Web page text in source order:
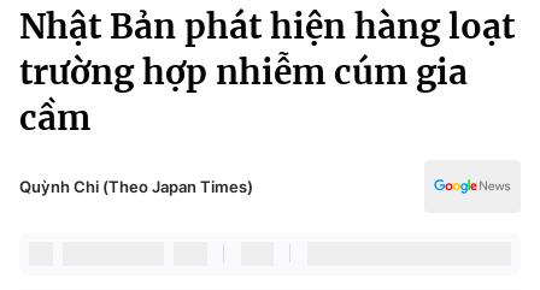
Chuyên mục
Chính trị
Xã hội
Pháp luật
Kinh tế
Thể thao
Truyền hình
Văn hóa - Giải trí
Công nghệ
Nhật Bản phát hiện hàng loạt
trường hợp nhiễm cúm gia
cầm
Quỳnh Chi (Theo Japan Times)